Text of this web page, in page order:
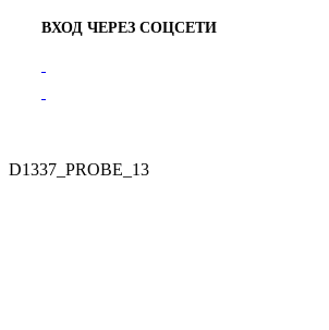
ВХОД ЧЕРЕЗ СОЦСЕТИ